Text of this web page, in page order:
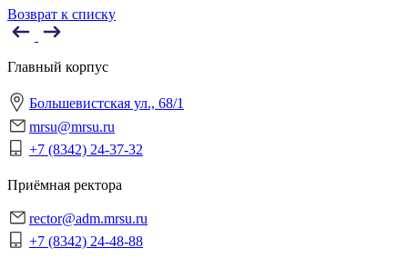
Возврат к списку
Главный корпус
Большевистская ул., 68/1
mrsu@mrsu.ru
+7 (8342) 24-37-32
Приёмная ректора
rector@adm.mrsu.ru
+7 (8342) 24-48-88